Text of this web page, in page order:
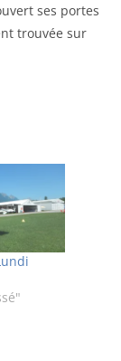
ses portes
trouvée sur